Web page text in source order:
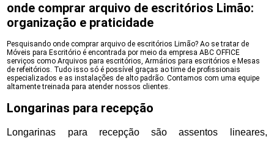
onde comprar arquivo de escritórios Limão:
organização e praticidade
Pesquisando onde comprar arquivo de escritórios Limão? Ao se tratar de
Móveis para Escritório é encontrada por meio da empresa ABC OFFICE
serviços como Arquivos para escritórios, Armários para escritórios e Mesas
de refeitórios. Tudo isso só é possível graças ao time de profissionais
especializados e as instalações de alto padrão. Contamos com uma equipe
altamente treinada para atender nossos clientes.
Longarinas para recepção
Longarinas para recepção são assentos lineares,